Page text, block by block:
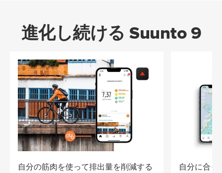
進化し続ける Suunto 9
自分の筋肉を使って排出量を削減する 自分に合っ